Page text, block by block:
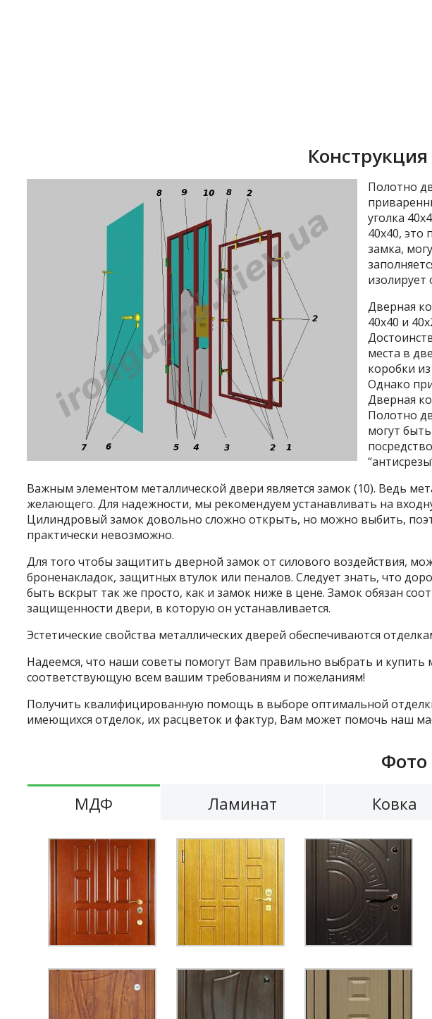
Полотно
уголка
40х40, это
замка,
изолирует
Дверная
40х40 и
места в
коробки
Однако
Дверная
Полотно
могут
Важным элементом металлической двери является замок (10). Ведь
желающего. Для надежности, мы рекомендуем устанавливать на
Цилиндровый замок довольно сложно открыть, но можно выбить,
практически невозможно.
Для того чтобы защитить дверной замок от силового воздействия,
броненакладок, защитных втулок или пеналов. Следует знать, что
быть вскрыт так же просто, как и замок ниже в цене. Замок обязан
защищенности двери, в которую он устанавливается.
Эстетические свойства металлических дверей обеспечиваются
Надеемся, что наши советы помогут Вам правильно выбрать и
соответствующую всем вашим требованиям и пожеланиям!
Получить квалифицированную помощь в выборе оптимальной
имеющихся отделок, их расцветок и фактур, Вам может помочь наш
Фото
МДФ Ламинат Ковка